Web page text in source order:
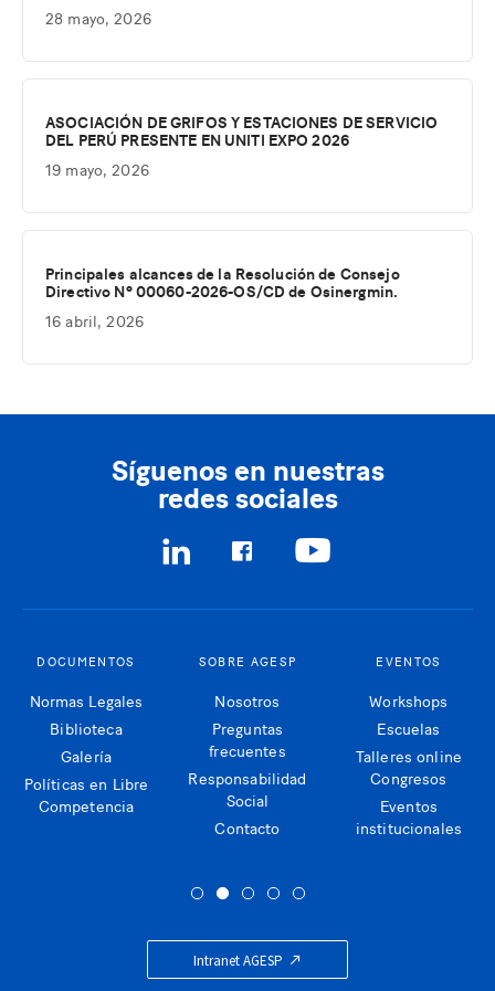
28 mayo, 2026
ASOCIACIÓN DE GRIFOS Y ESTACIONES DE SERVICIO
DEL PERÚ PRESENTE EN UNITI EXPO 2026
19 mayo, 2026
Principales alcances de la Resolución de Consejo
Directivo Nº 00060-2026-OS/CD de Osinergmin.
16 abril, 2026
Síguenos en nuestras
redes sociales
DOCUMENTOS
Normas Legales
Biblioteca
Galería
Políticas en Libre
Competencia
SOBRE AGESP
Nosotros
Preguntas
frecuentes
Responsabilidad
Social
Contacto
EVENTOS
Workshops
Escuelas
Talleres online
Congresos
Eventos
institucionales
Intranet AGESP